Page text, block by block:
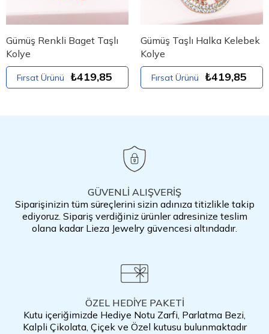
Gümüş Renkli Baget Taşlı
Kolye
Fırsat Ürünü ₺419,85
Gümüş Taşlı Halka Kelebek
Kolye
Fırsat Ürünü ₺419,85
GÜVENLİ ALIŞVERİŞ
Siparişinizin tüm süreçlerini sizin adınıza titizlikle takip
ediyoruz. Sipariş verdiğiniz ürünler adresinize teslim
olana kadar Lieza Jewelry güvencesi altındadır.
ÖZEL HEDİYE PAKETİ
Kutu içeriğimizde Hediye Notu Zarfi, Parlatma Bezi,
Kalpli Çikolata, Çiçek ve Özel kutusu bulunmaktadır